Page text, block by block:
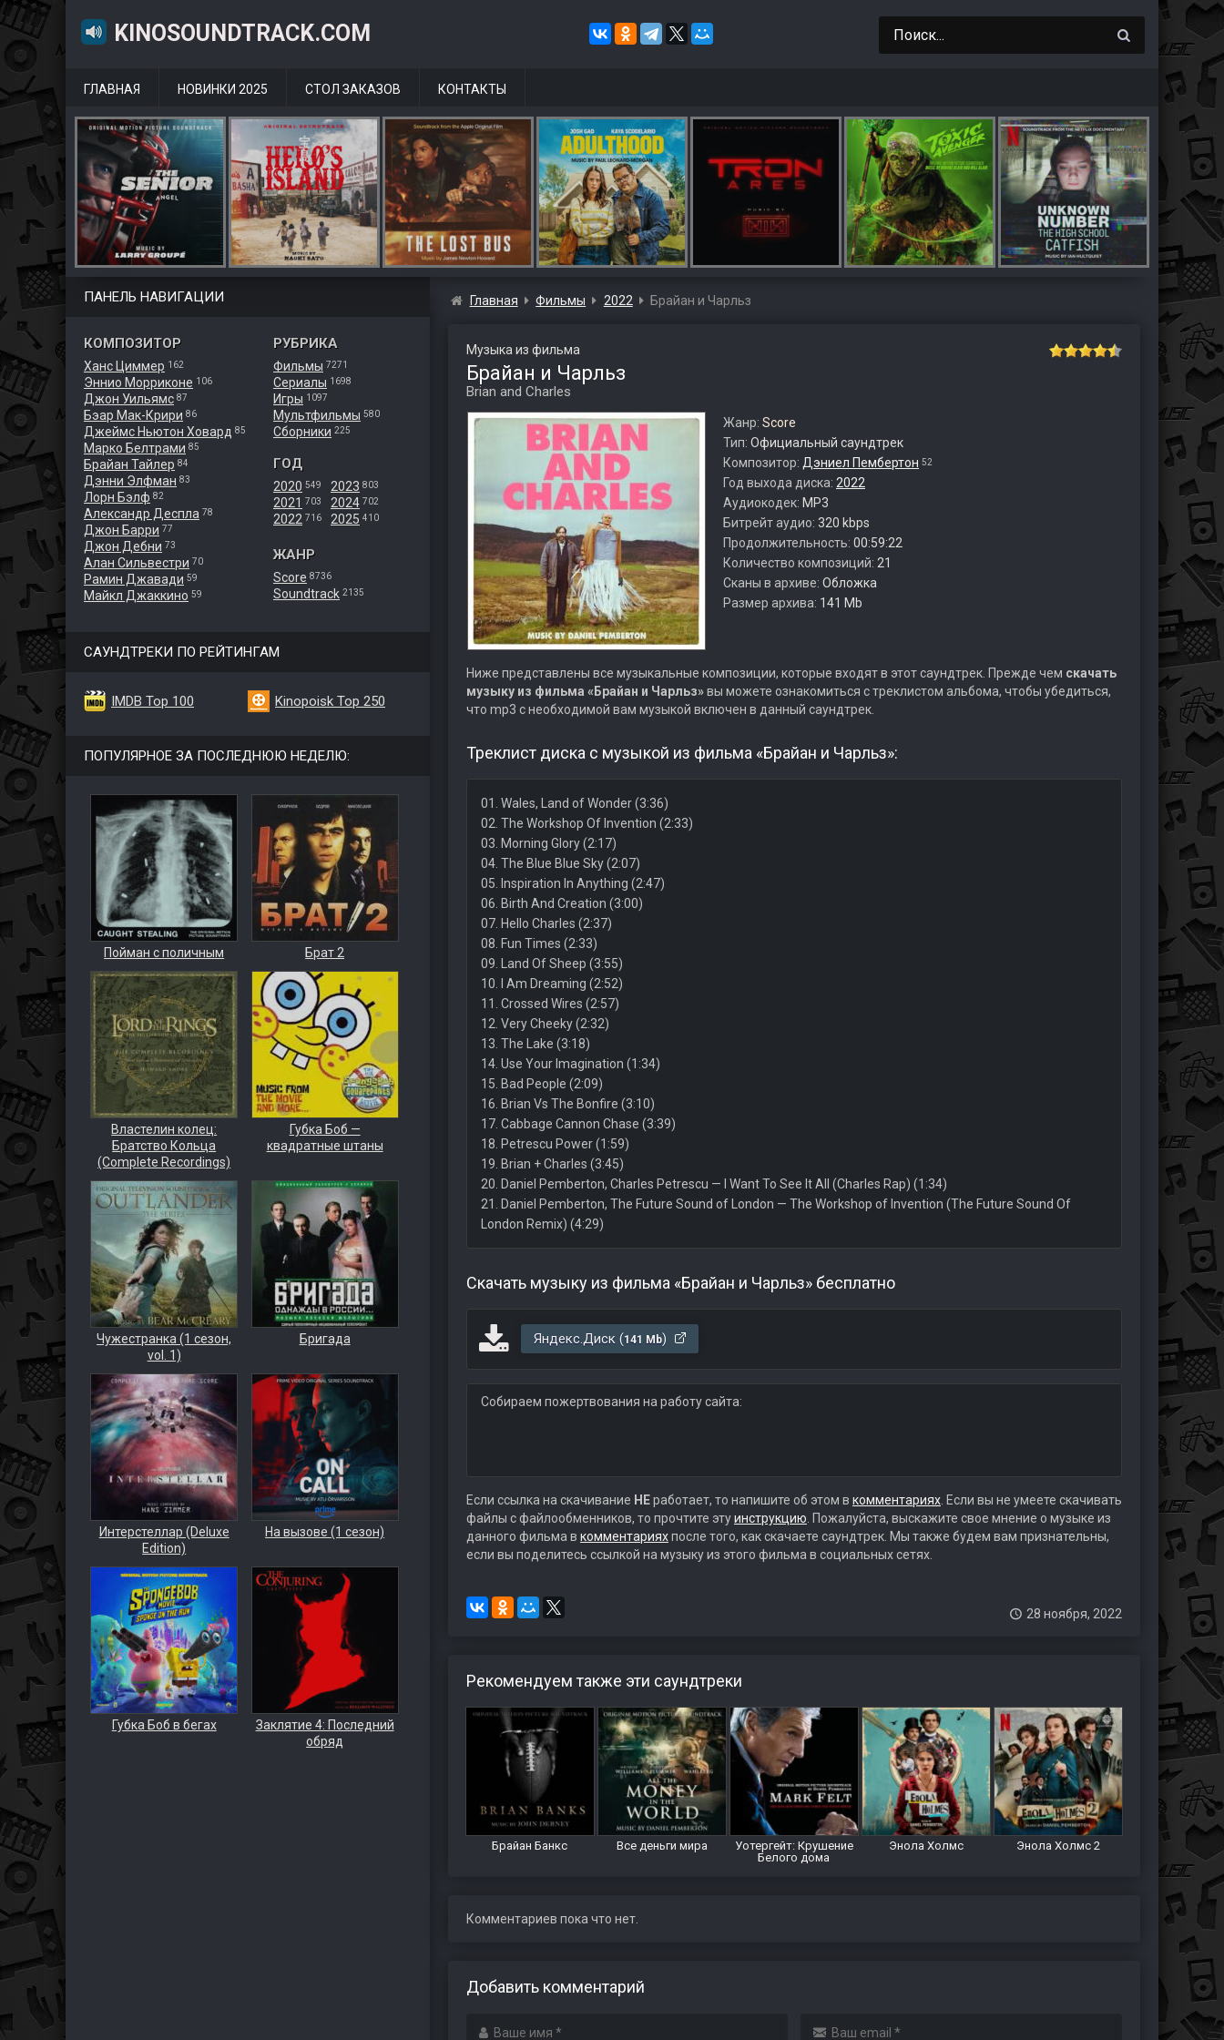
KINOSOUNDTRACK.COM
ГЛАВНАЯ НОВИНКИ 2025 СТОЛ ЗАКАЗОВ КОНТАКТЫ
ПАНЕЛЬ НАВИГАЦИИ
КОМПОЗИТОР
Ханс Циммер 162
Эннио Морриконе 106
Джон Уильямс 87
Бэар Мак-Крири 86
Джеймс Ньютон Ховард 85
Марко Белтрами 85
Брайан Тайлер 84
Дэнни Элфман 83
Лорн Бэлф 82
Александр Деспла 78
Джон Барри 77
Джон Дебни 73
Алан Сильвестри 70
Рамин Джавади 59
Майкл Джаккино 59
РУБРИКА
Фильмы 7271
Сериалы 1698
Игры 1097
Мультфильмы 580
Сборники 225
ГОД
2020 549
2021 703
2022 716
2023 803
2024 702
2025 410
ЖАНР
Score 8736
Soundtrack 2135
САУНДТРЕКИ ПО РЕЙТИНГАМ
IMDB Top 100 Kinopoisk Top 250
ПОПУЛЯРНОЕ ЗА ПОСЛЕДНЮЮ НЕДЕЛЮ:
Пойман с поличным Брат 2
Властелин колец:
Братство Кольца
(Complete Recordings)
Губка Боб —
квадратные штаны
Чужестранка (1 сезон,
vol. 1)
Бригада
Интерстеллар (Deluxe
Edition)
На вызове (1 сезон)
Губка Боб в бегах
Заклятие 4: Последний
обряд
Главная Фильмы 2022 Брайан и Чарльз
Музыка из фильма
Брайан и Чарльз
Brian and Charles
Жанр: Score
Тип: Официальный саундтрек
Композитор: Дэниел Пембертон 52
Год выхода диска: 2022
Аудиокодек: MP3
Битрейт аудио: 320 kbps
Продолжительность: 00:59:22
Количество композиций: 21
Сканы в архиве: Обложка
Размер архива: 141 Mb
Ниже представлены все музыкальные композиции, которые входят в этот саундтрек. Прежде чем скачать
музыку из фильма «Брайан и Чарльз»вы можете ознакомиться с треклистом альбома, чтобы убедиться,
что mp3 с необходимой вам музыкой включен в данный саундтрек.
Треклист диска с музыкой из фильма «Брайан и Чарльз»:
01. Wales, Land of Wonder (3:36)
02. The Workshop Of Invention (2:33)
03. Morning Glory (2:17)
04. The Blue Blue Sky (2:07)
05. Inspiration In Anything (2:47)
06. Birth And Creation (3:00)
07. Hello Charles (2:37)
08. Fun Times (2:33)
09. Land Of Sheep (3:55)
10. I Am Dreaming (2:52)
11. Crossed Wires (2:57)
12. Very Cheeky (2:32)
13. The Lake (3:18)
14. Use Your Imagination (1:34)
15. Bad People (2:09)
16. Brian Vs The Bonfire (3:10)
17. Cabbage Cannon Chase (3:39)
18. Petrescu Power (1:59)
19. Brian + Charles (3:45)
20. Daniel Pemberton, Charles Petrescu — I Want To See It All (Charles Rap) (1:34)
21. Daniel Pemberton, The Future Sound of London — The Workshop of Invention (The Future Sound Of
London Remix) (4:29)
Скачать музыку из фильма «Брайан и Чарльз» бесплатно
Яндекс.Диск (141 Mb)
Собираем пожертвования на работу сайта:
Если ссылка на скачивание НЕработает, то напишите об этом в комментариях. Если вы не умеете скачивать
файлы с файлообменников, то прочтите этуинструкцию . Пожалуйста, выскажите свое мнение о музыке из
данного фильма в комментарияхпосле того, как скачаете саундтрек. Мы также будем вам признательны,
если вы поделитесь ссылкой на музыку из этого фильма в социальных сетях.
28 ноября, 2022
Рекомендуем также эти саундтреки
Брайан Банкс Все деньги мира
Уотергейт: Крушение
Белого дома
Энола Холмс Энола Холмс 2
Комментариев пока что нет.
Добавить комментарий